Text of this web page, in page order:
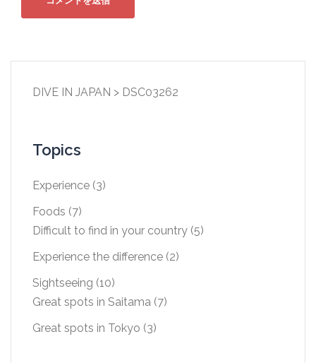
DIVE IN JAPAN > DSC03262
Topics
Experience (3)
Foods (7)
Difficult to find in your country (5)
Experience the difference (2)
Sightseeing (10)
Great spots in Saitama (7)
Great spots in Tokyo (3)